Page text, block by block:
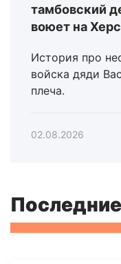
тамбовский
воюет на
История про
войска дяди
плеча.
02.08.2026